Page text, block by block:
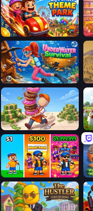
My Perfect Theme Park
Underwater Survival
Donut Place
Music Band